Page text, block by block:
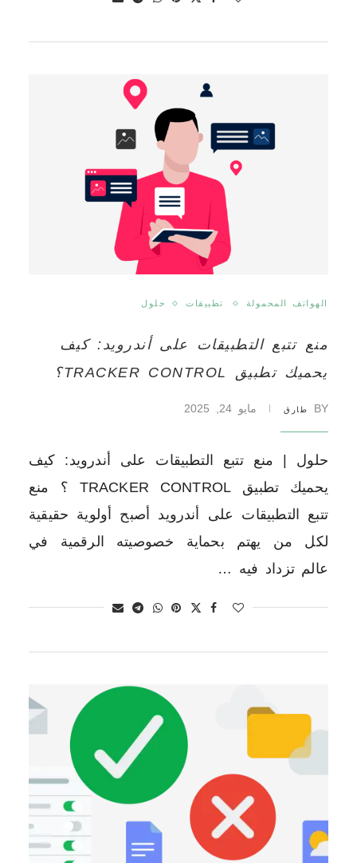
الهواتف المحمولة تطبيقات حلول
منع تتبع التطبيقات على أندرويد: كيف
يحميك تطبيق TRACKER CONTROL؟
BY طارق مايو 24, 2025
حلول | منع تتبع التطبيقات على أندرويد: كيف
يحميك تطبيق TRACKER CONTROL ؟ منع
تتبع التطبيقات على أندرويد أصبح أولوية حقيقية
لكل من يهتم بحماية خصوصيته الرقمية في
عالم تزداد فيه …